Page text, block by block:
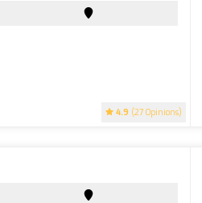
4.9 (27 Opinions)